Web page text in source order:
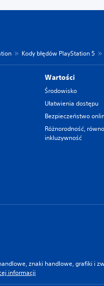
Kody błędów PlayStation 5
Wartości
Środowisko
Ułatwienia dostępu
Bezpieczeństwo
Różnorodność,
inkluzywność
znaki handlowe, grafiki
informacji